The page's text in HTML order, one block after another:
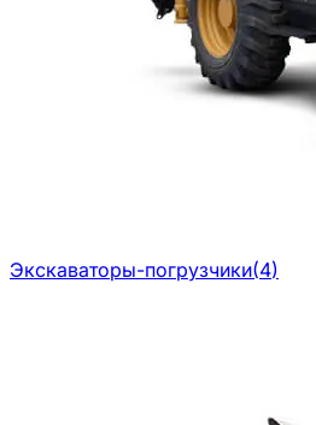
Экскаваторы-погрузчики(4)